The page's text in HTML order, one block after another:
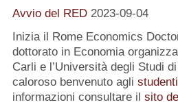
Avvio del RED 2023-09-04
Inizia il Rome Economics
dottorato in Economia
Carli e l’Università degli Studi
caloroso benvenuto agli
informazioni consultare il sito